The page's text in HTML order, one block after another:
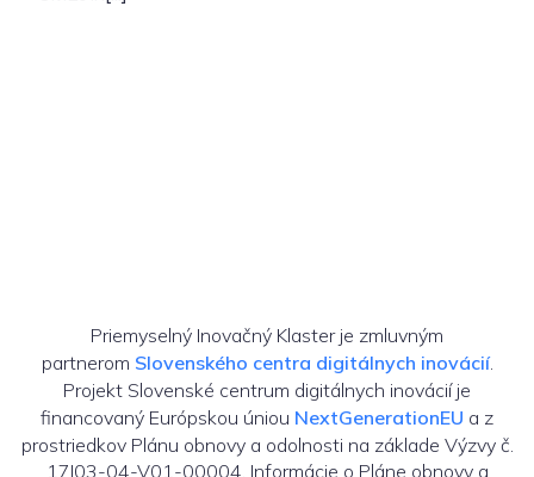
Priemyselný Inovačný Klaster je zmluvným
partnerom Slovenského centra digitálnych inovácií.
Projekt Slovenské centrum digitálnych inovácií je
financovaný Európskou úniou NextGenerationEU a z
prostriedkov Plánu obnovy a odolnosti na základe Výzvy č.
17I03-04-V01-00004. Informácie o Pláne obnovy a